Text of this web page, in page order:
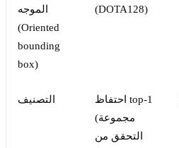
الموجه
(Oriented
bounding
box)
(DOTA128)
التصنيف
احتفاظ top-1
(مجموعة
التحقق من